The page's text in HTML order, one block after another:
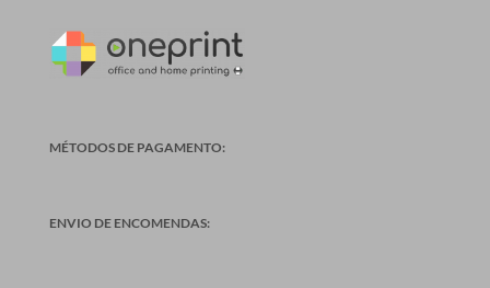
MÉTODOS DE PAGAMENTO:
ENVIO DE ENCOMENDAS: